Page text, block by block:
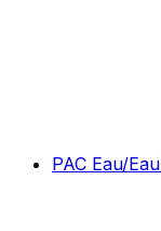
PAC Eau/